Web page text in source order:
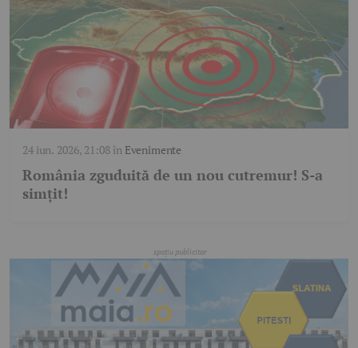
24 iun. 2026, 21:08în Evenimente
România zguduită de un nou cutremur! S-a
simțit!